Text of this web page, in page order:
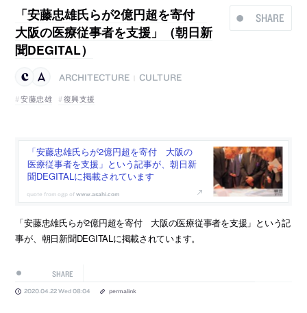
SHARE
「安藤忠雄氏らが2億円超を寄付
大阪の医療従事者を支援」（朝日新
聞DEGITAL）
ARCHITECTURE
CULTURE
安藤忠雄
復興支援
「安藤忠雄氏らが2億円超を寄付 大阪の
医療従事者を支援」という記事が、朝日新
聞DEGITALに掲載されています
www.asahi.com
「安藤忠雄氏らが2億円超を寄付 大阪の医療従事者を支援」という記
事が、朝日新聞DEGITALに掲載されています。
SHARE
2020.04.22 Wed 08:04 permalink